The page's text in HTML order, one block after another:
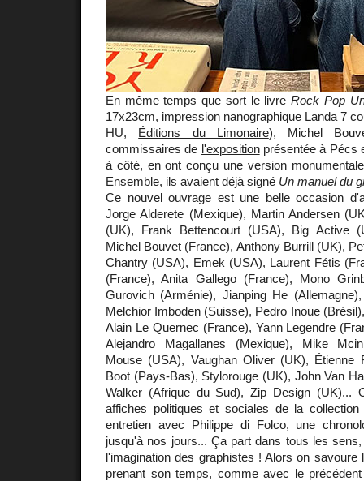
En même temps que sort le livreRock Pop
17x23cm, impression nanographique Landa 7
HU, Éditions du Limonaire), Michel
commissaires de l'expositionprésentée à Pécs
à côté, en ont conçu une version
Ensemble, ils avaient déjà signé Un manuel du
Ce nouvel ouvrage est une belle occasion
Jorge Alderete (Mexique), Martin Andersen
(UK), Frank Bettencourt (USA), Big Active
Michel Bouvet (France), Anthony Burrill (UK),
Chantry (USA), Emek (USA), Laurent Fétis
(France), Anita Gallego (France), Mono
Gurovich (Arménie), Jianping He
Melchior Imboden (Suisse), Pedro Inoue
Alain Le Quernec (France), Yann Legendre
Alejandro Magallanes (Mexique), Mike
Mouse (USA), Vaughan Oliver (UK), Étienne
Boot (Pays-Bas), Stylorouge (UK), John Van
Walker (Afrique du Sud), Zip Design (UK)...
affiches politiques et sociales de la
entretien avec Philippe di Folco, une
jusqu'à nos jours... Ça part dans tous les
l'imagination des graphistes ! Alors on
prenant son temps, comme avec le